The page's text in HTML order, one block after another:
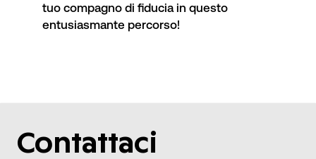
tuo compagno di fiducia in questo
entusiasmante percorso!
Contattaci